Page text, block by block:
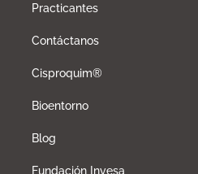
Practicantes
Contáctanos
Cisproquim®
Bioentorno
Blog
Fundación Invesa